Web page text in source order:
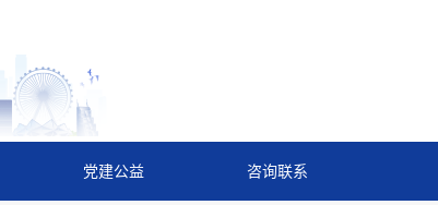
党建公益 咨询联系